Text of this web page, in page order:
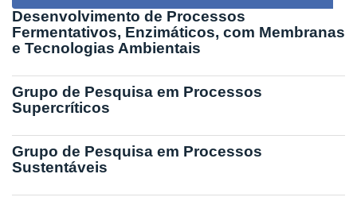
Desenvolvimento de Processos
Fermentativos, Enzimáticos, com Membranas
e Tecnologias Ambientais
Grupo de Pesquisa em Processos
Supercríticos
Grupo de Pesquisa em Processos
Sustentáveis